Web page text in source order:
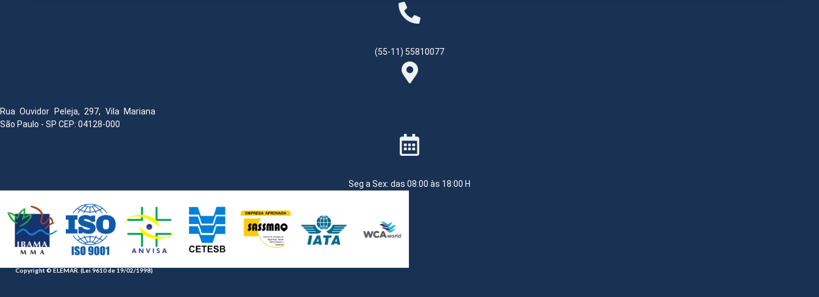
(55-11) 55810077
Rua Ouvidor Peleja, 297, Vila Mariana
São Paulo - SP CEP: 04128-000
Seg a Sex: das 08:00 às 18:00 H
Copyright © ELEMAR. (Lei 9610 de 19/02/1998)